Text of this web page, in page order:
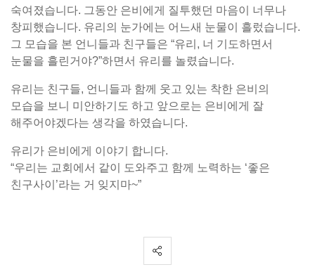
숙여졌습니다. 그동안 은비에게 질투했던 마음이 너무나
창피했습니다. 유리의 눈가에는 어느새 눈물이 흘렀습니다.
그 모습을 본 언니들과 친구들은 “유리, 너 기도하면서
눈물을 흘린거야?”하면서 유리를 놀렸습니다.
유리는 친구들, 언니들과 함께 웃고 있는 착한 은비의
모습을 보니 미안하기도 하고 앞으로는 은비에게 잘
해주어야겠다는 생각을 하였습니다.
유리가 은비에게 이야기 합니다.
“우리는 교회에서 같이 도와주고 함께 노력하는 ‘좋은
친구사이’라는 거 잊지마~”